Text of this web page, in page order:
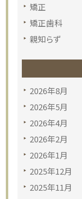
矯正
矯正歯科
親知らず
2026年8月
2026年5月
2026年4月
2026年2月
2026年1月
2025年12月
2025年11月